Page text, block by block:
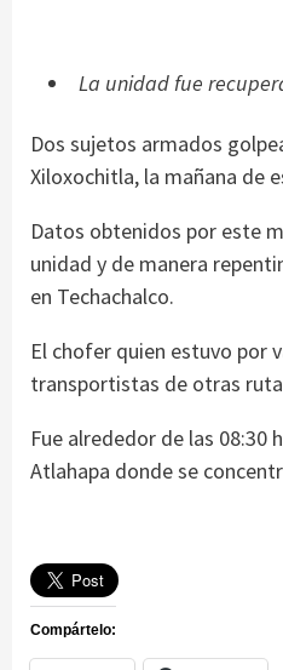
La unidad fue
Dos sujetos armados
Xiloxochitla, la mañana de
Datos obtenidos por este
unidad y de manera
en Techachalco.
El chofer quien estuvo por
transportistas de otras
Fue alrededor de las 08:30
Atlahapa donde se
Compártelo: